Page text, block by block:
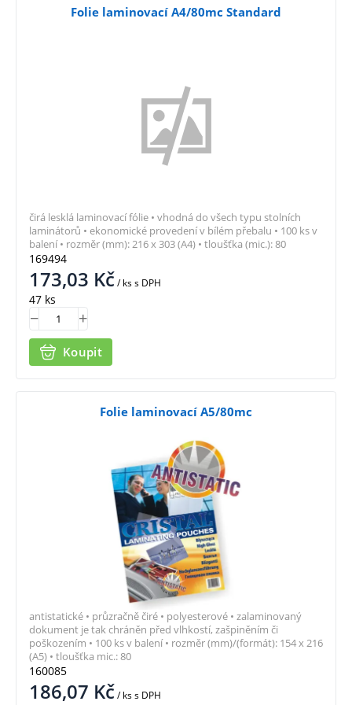
Folie laminovací A4/80mc Standard
169494
173,03 Kč/ kss DPH
47 ks
Koupit
čirá lesklá laminovací fólie • vhodná do všech typu stolních
laminátorů • ekonomické provedení v bílém přebalu • 100 ks v
balení • rozměr (mm): 216 x 303 (A4) • tloušťka (mic.): 80
Folie laminovací A5/80mc
160085
186,07 Kč/ kss DPH
antistatické • průzračně čiré • polyesterové • zalaminovaný
dokument je tak chráněn před vlhkostí, zašpiněním či
poškozením • 100 ks v balení • rozměr (mm)/(formát): 154 x 216
(A5) • tloušťka mic.: 80